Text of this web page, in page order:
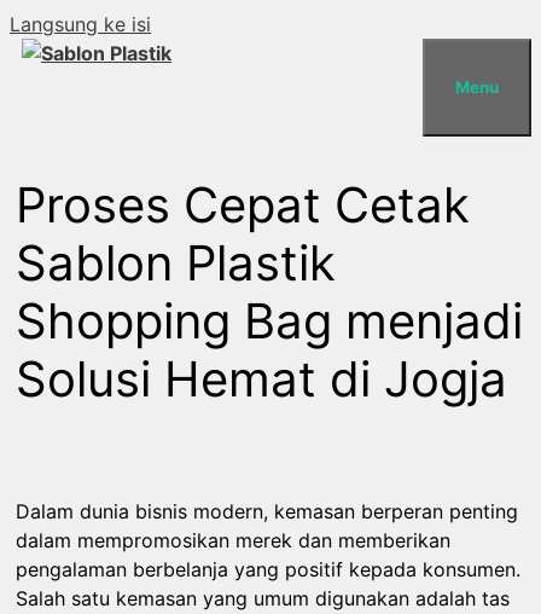
Langsung ke isi
Menu
Proses Cepat Cetak
Sablon Plastik
Shopping Bag menjadi
Solusi Hemat di Jogja
Dalam dunia bisnis modern, kemasan berperan penting
dalam mempromosikan merek dan memberikan
pengalaman berbelanja yang positif kepada konsumen.
Salah satu kemasan yang umum digunakan adalah tas